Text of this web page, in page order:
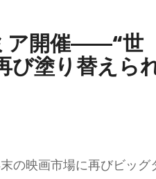
ア開催――“世
び塗り替えら
の映画市場に再びビッ